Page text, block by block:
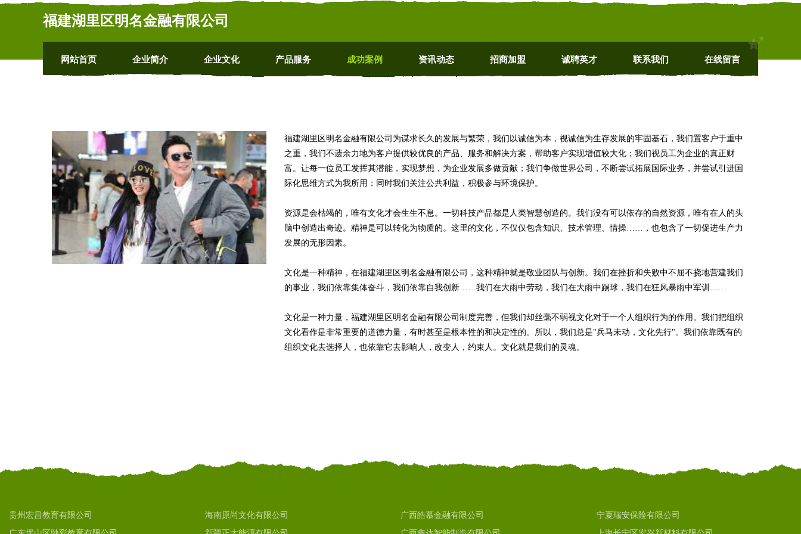
福建湖里区明名金融有限公司
网站首页 企业简介 企业文化 产品服务 成功案例 资讯动态 招商加盟 诚聘英才 联系我们 在线留言
福建湖里区明名金融有限公司为谋求长久的发展与繁荣，我们以诚信为本，视诚信为生存发展的牢固基石，我们置客户于重中
之重，我们不遗余力地为客户提供较优良的产品、服务和解决方案，帮助客户实现增值较大化；我们视员工为企业的真正财
富。让每一位员工发挥其潜能，实现梦想，为企业发展多做贡献；我们争做世界公司，不断尝试拓展国际业务，并尝试引进国
际化思维方式为我所用：同时我们关注公共利益，积极参与环境保护。
资源是会枯竭的，唯有文化才会生生不息。一切科技产品都是人类智慧创造的。我们没有可以依存的自然资源，唯有在人的头
脑中创造出奇迹。精神是可以转化为物质的。这里的文化，不仅仅包含知识、技术管理、情操……，也包含了一切促进生产力
发展的无形因素。
文化是一种精神，在福建湖里区明名金融有限公司，这种精神就是敬业团队与创新。我们在挫折和失败中不屈不挠地营建我们
的事业，我们依靠集体奋斗，我们依靠自我创新……我们在大雨中劳动，我们在大雨中踢球，我们在狂风暴雨中军训……
文化是一种力量，福建湖里区明名金融有限公司制度完善，但我们却丝毫不弱视文化对于一个人组织行为的作用。我们把组织
文化看作是非常重要的道德力量，有时甚至是根本性的和决定性的。所以，我们总是"兵马未动，文化先行"。我们依靠既有的
组织文化去选择人，也依靠它去影响人，改变人，约束人。文化就是我们的灵魂。
贵州宏昌教育有限公司 海南原尚文化有限公司 广西皓慕金融有限公司
宁夏瑞安保险有限公司